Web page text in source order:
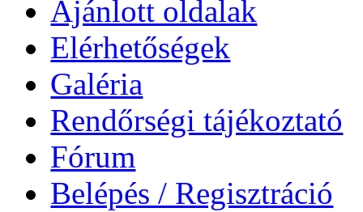
Ajánlott oldalak
Elérhetőségek
Galéria
Rendőrségi tájékoztató
Fórum
Belépés / Regisztráció